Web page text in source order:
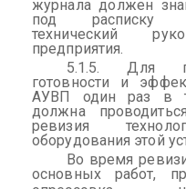
журнала должен
под расписку
технический
предприятия.
5.1.5. Для
готовности и
АУВП один раз в
должна
ревизия
оборудования этой
Во время
основных работ,